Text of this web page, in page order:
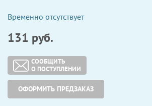
Временно отсутствует
131 руб.
СООБЩИТЬ
О ПОСТУПЛЕНИИ
ОФОРМИТЬ ПРЕДЗАКАЗ